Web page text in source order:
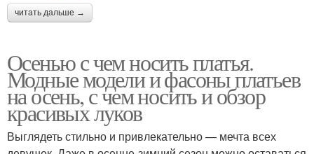
читать дальше →
Осенью с чем носить платья.
Модные модели и фасоны платьев
на осень, с чем носить и обзор
красивых луков
Выглядеть стильно и привлекательно — мечта всех